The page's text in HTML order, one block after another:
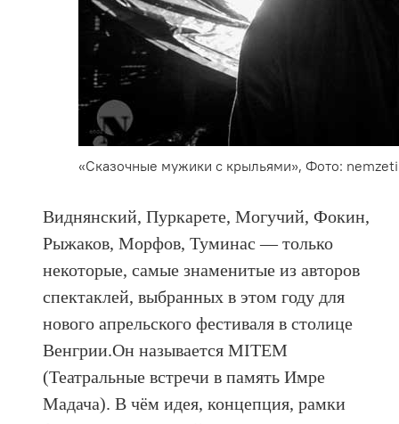
«Сказочные мужики с крыльями», Фото:
Виднянский, Пуркарете, Могучий, Фокин,
Рыжаков, Морфов, Туминас — только
некоторые, самые знаменитые из авторов
спектаклей, выбранных в этом году для
нового апрельского фестиваля в столице
Венгрии.Он называется MITEM
(Театральные встречи в память Имре
Мадача). В чём идея, концепция, рамки